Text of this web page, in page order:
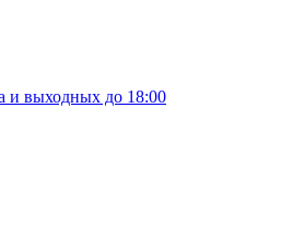
и выходных до 18:00